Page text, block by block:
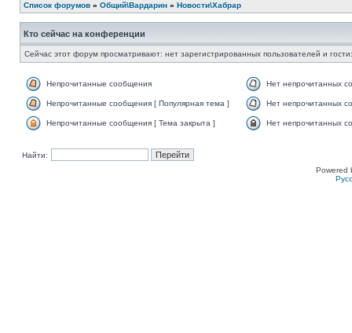
Список форумов » Общий\Вардарин » Новости\Хабрар
Кто сейчас на конференции
Сейчас этот форум просматривают: нет зарегистрированных пользователей и
Непрочитанные сообщения Нет непрочитанных
Непрочитанные сообщения [ Популярная тема ] Нет непрочитанных
Непрочитанные сообщения [ Тема закрыта ] Нет непрочитанных
Найти:
Powered